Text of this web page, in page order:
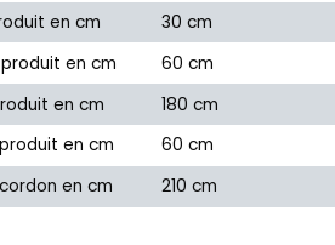
en cm
30 cm
en cm
60 cm
en cm
180 cm
en cm
60 cm
en cm
210 cm